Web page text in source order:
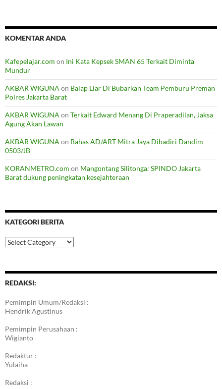
KOMENTAR ANDA
Kafepelajar.com on Ini Kata Kepsek SMAN 65 Terkait Diminta
Mundur
AKBAR WIGUNA on Balap Liar Di Bubarkan Team Pemburu Preman
Polres Jakarta Barat
AKBAR WIGUNA on Terkait Edward Menang Di Praperadilan, Jaksa
Agung Akan Lawan
AKBAR WIGUNA on Bahas AD/ART Mitra Jaya Dihadiri Dandim
0503/JB
KORANMETRO.com on Mangontang Silitonga: SPINDO Jakarta
Barat dukung peningkatan kesejahteraan
KATEGORI BERITA
Kategori
Berita
REDAKSI:
Pemimpin Umum/Redaksi :
Hendrik Agustinus
Pemimpin Perusahaan :
Wigianto
Redaktur :
Yulaiha
Redaksi :